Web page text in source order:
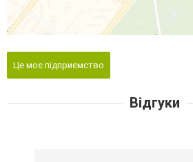
Це моє підприємство
Відгуки